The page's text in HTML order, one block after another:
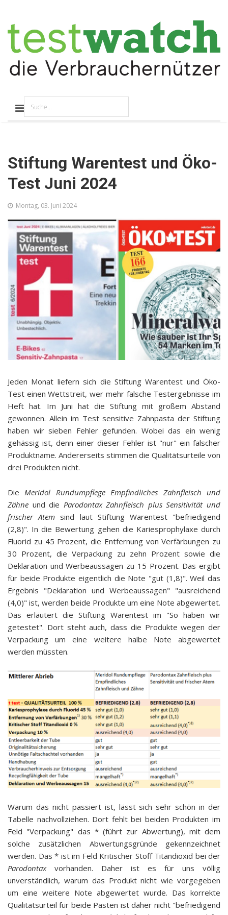
Stiftung Warentest und Öko-
Test Juni 2024
Montag, 03. Juni 2024
Jeden Monat liefern sich die Stiftung Warentest und Öko-
Test einen Wettstreit, wer mehr falsche Testergebnisse im
Heft hat. Im Juni hat die Stiftung mit großem Abstand
gewonnen. Allein im Test sensitive Zahnpasta der Stiftung
haben wir sieben Fehler gefunden. Wobei das ein wenig
gehässig ist, denn einer dieser Fehler ist "nur" ein falscher
Produktname. Andererseits stimmen die Qualitätsurteile von
drei Produkten nicht.
DieMeridol Rundumpflege Empfindliches Zahnfleisch und
Zähne und die Parodontax Zahnfleisch plus Sensitivität und
frischer Atem sind laut Stiftung Warentest "befriedigend
(2,8)". In die Bewertung gehen die Kariesprophylaxe durch
Fluorid zu 45 Prozent, die Entfernung von Verfärbungen zu
30 Prozent, die Verpackung zu zehn Prozent sowie die
Deklaration und Werbeaussagen zu 15 Prozent. Das ergibt
für beide Produkte eigentlich die Note "gut (1,8)". Weil das
Ergebnis "Deklaration und Werbeaussagen" "ausreichend
(4,0)" ist, werden beide Produkte um eine Note abgewertet.
Das erläutert die Stiftung Warentest im "So haben wir
getestet". Dort steht auch, dass die Produkte wegen der
Verpackung um eine weitere halbe Note abgewertet
werden müssten.
Warum das nicht passiert ist, lässt sich sehr schön in der
Tabelle nachvollziehen. Dort fehlt bei beiden Produkten im
Feld "Verpackung" das * (führt zur Abwertung), mit dem
solche zusätzlichen Abwertungsgründe gekennzeichnet
werden. Das * ist im Feld Kritischer Stoff Titandioxid bei der
Parodontaxvorhanden. Daher ist es für uns völlig
unverständlich, warum das Produkt nicht wie vorgegeben
um eine weitere Note abgewertet wurde. Das korrekte
Qualitätsurteil für beide Pasten ist daher nicht "befriedigend